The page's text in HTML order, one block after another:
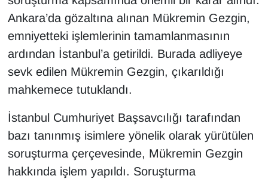
Ankara’da gözaltına alınan Mükremin Gezgin,
emniyetteki işlemlerinin tamamlanmasının
ardından İstanbul’a getirildi. Burada adliyeye
sevk edilen Mükremin Gezgin, çıkarıldığı
mahkemece tutuklandı.
İstanbul Cumhuriyet Başsavcılığı tarafından
bazı tanınmış isimlere yönelik olarak yürütülen
soruşturma çerçevesinde, Mükremin Gezgin
hakkında işlem yapıldı. Soruşturma